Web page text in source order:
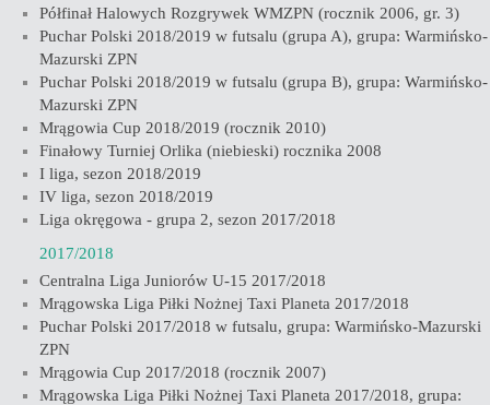
Półfinał Halowych Rozgrywek WMZPN (rocznik 2006, gr. 3)
Puchar Polski 2018/2019 w futsalu (grupa A), grupa: Warmińsko-
Mazurski ZPN
Puchar Polski 2018/2019 w futsalu (grupa B), grupa: Warmińsko-
Mazurski ZPN
Mrągowia Cup 2018/2019 (rocznik 2010)
Finałowy Turniej Orlika (niebieski) rocznika 2008
I liga, sezon 2018/2019
IV liga, sezon 2018/2019
Liga okręgowa - grupa 2, sezon 2017/2018
2017/2018
Centralna Liga Juniorów U-15 2017/2018
Mrągowska Liga Piłki Nożnej Taxi Planeta 2017/2018
Puchar Polski 2017/2018 w futsalu, grupa: Warmińsko-Mazurski
ZPN
Mrągowia Cup 2017/2018 (rocznik 2007)
Mrągowska Liga Piłki Nożnej Taxi Planeta 2017/2018, grupa: